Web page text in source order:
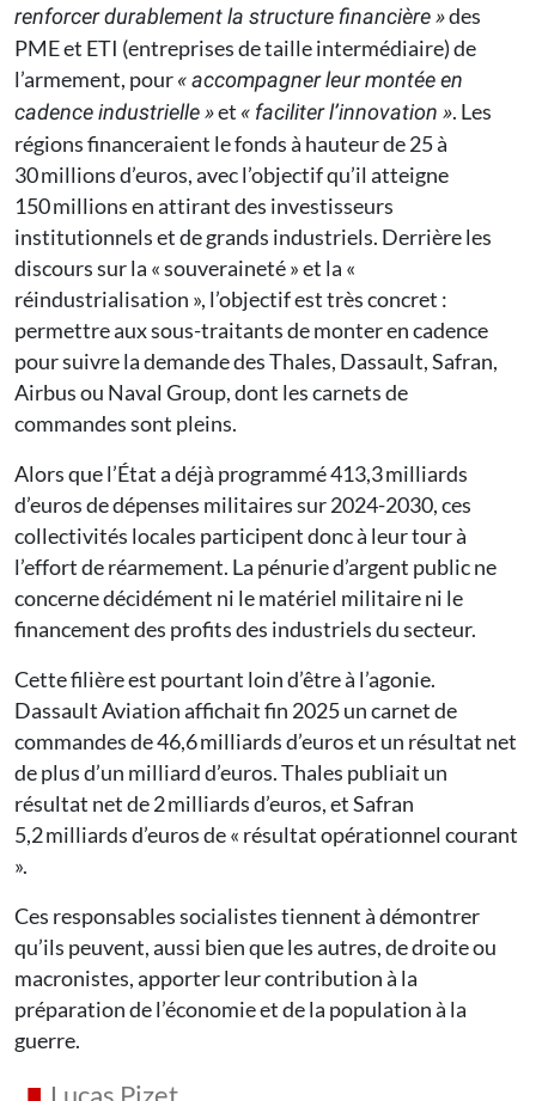
renforcer durablement la structure financière »des
PME et ETI (entreprises de taille intermédiaire) de
l’armement, pour« accompagner leur montée en
cadence industrielle »et « faciliter l’innovation ». Les
régions financeraient le fonds à hauteur de 25 à
30 millions d’euros, avec l’objectif qu’il atteigne
150 millions en attirant des investisseurs
institutionnels et de grands industriels. Derrière les
discours sur la « souveraineté » et la «
réindustrialisation », l’objectif est très concret :
permettre aux sous-traitants de monter en cadence
pour suivre la demande des Thales, Dassault, Safran,
Airbus ou Naval Group, dont les carnets de
commandes sont pleins.
Alors que l’État a déjà programmé 413,3 milliards
d’euros de dépenses militaires sur 2024-2030, ces
collectivités locales participent donc à leur tour à
l’effort de réarmement. La pénurie d’argent public ne
concerne décidément ni le matériel militaire ni le
financement des profits des industriels du secteur.
Cette filière est pourtant loin d’être à l’agonie.
Dassault Aviation affichait fin 2025 un carnet de
commandes de 46,6 milliards d’euros et un résultat net
de plus d’un milliard d’euros. Thales publiait un
résultat net de 2 milliards d’euros, et Safran
5,2 milliards d’euros de « résultat opérationnel courant
».
Ces responsables socialistes tiennent à démontrer
qu’ils peuvent, aussi bien que les autres, de droite ou
macronistes, apporter leur contribution à la
préparation de l’économie et de la population à la
guerre.
Lucas Pizet